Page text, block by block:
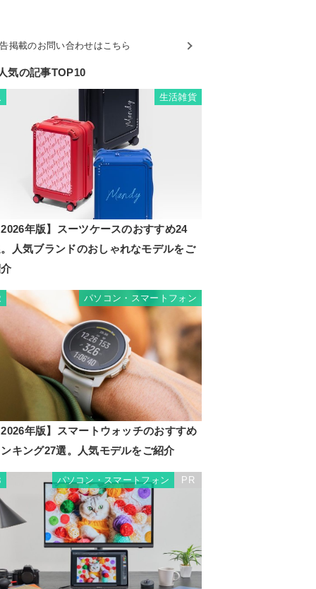
掲載のお問い合わせはこちら
気の記事TOP10
生活雑貨
年版】スーツケースのおすすめ24
人気ブランドのおしゃれなモデルをご
パソコン・スマートフォン
年版】スマートウォッチのおすすめ
キング27選。人気モデルをご紹介
パソコン・スマートフォン PR